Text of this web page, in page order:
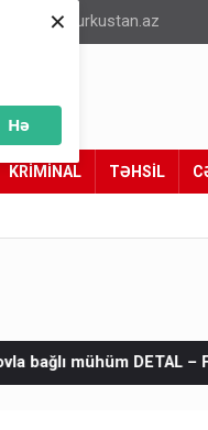
Hə
×
info@turkustan.az
KRİMİNAL TƏHSİL
– FOTO